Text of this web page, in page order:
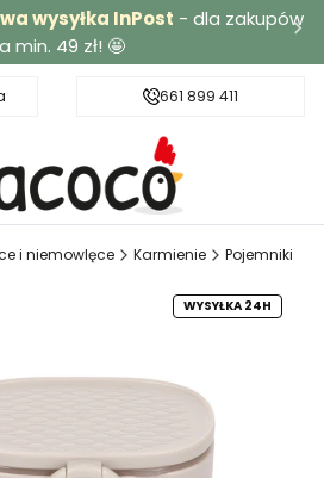
wysyłka InPost - dla zakupów
min. 49 zł! 🤩
Darmowa dostawa od 49 zł
661 899 411
i niemowlęce Karmienie Pojemniki
WYSYŁKA 24H